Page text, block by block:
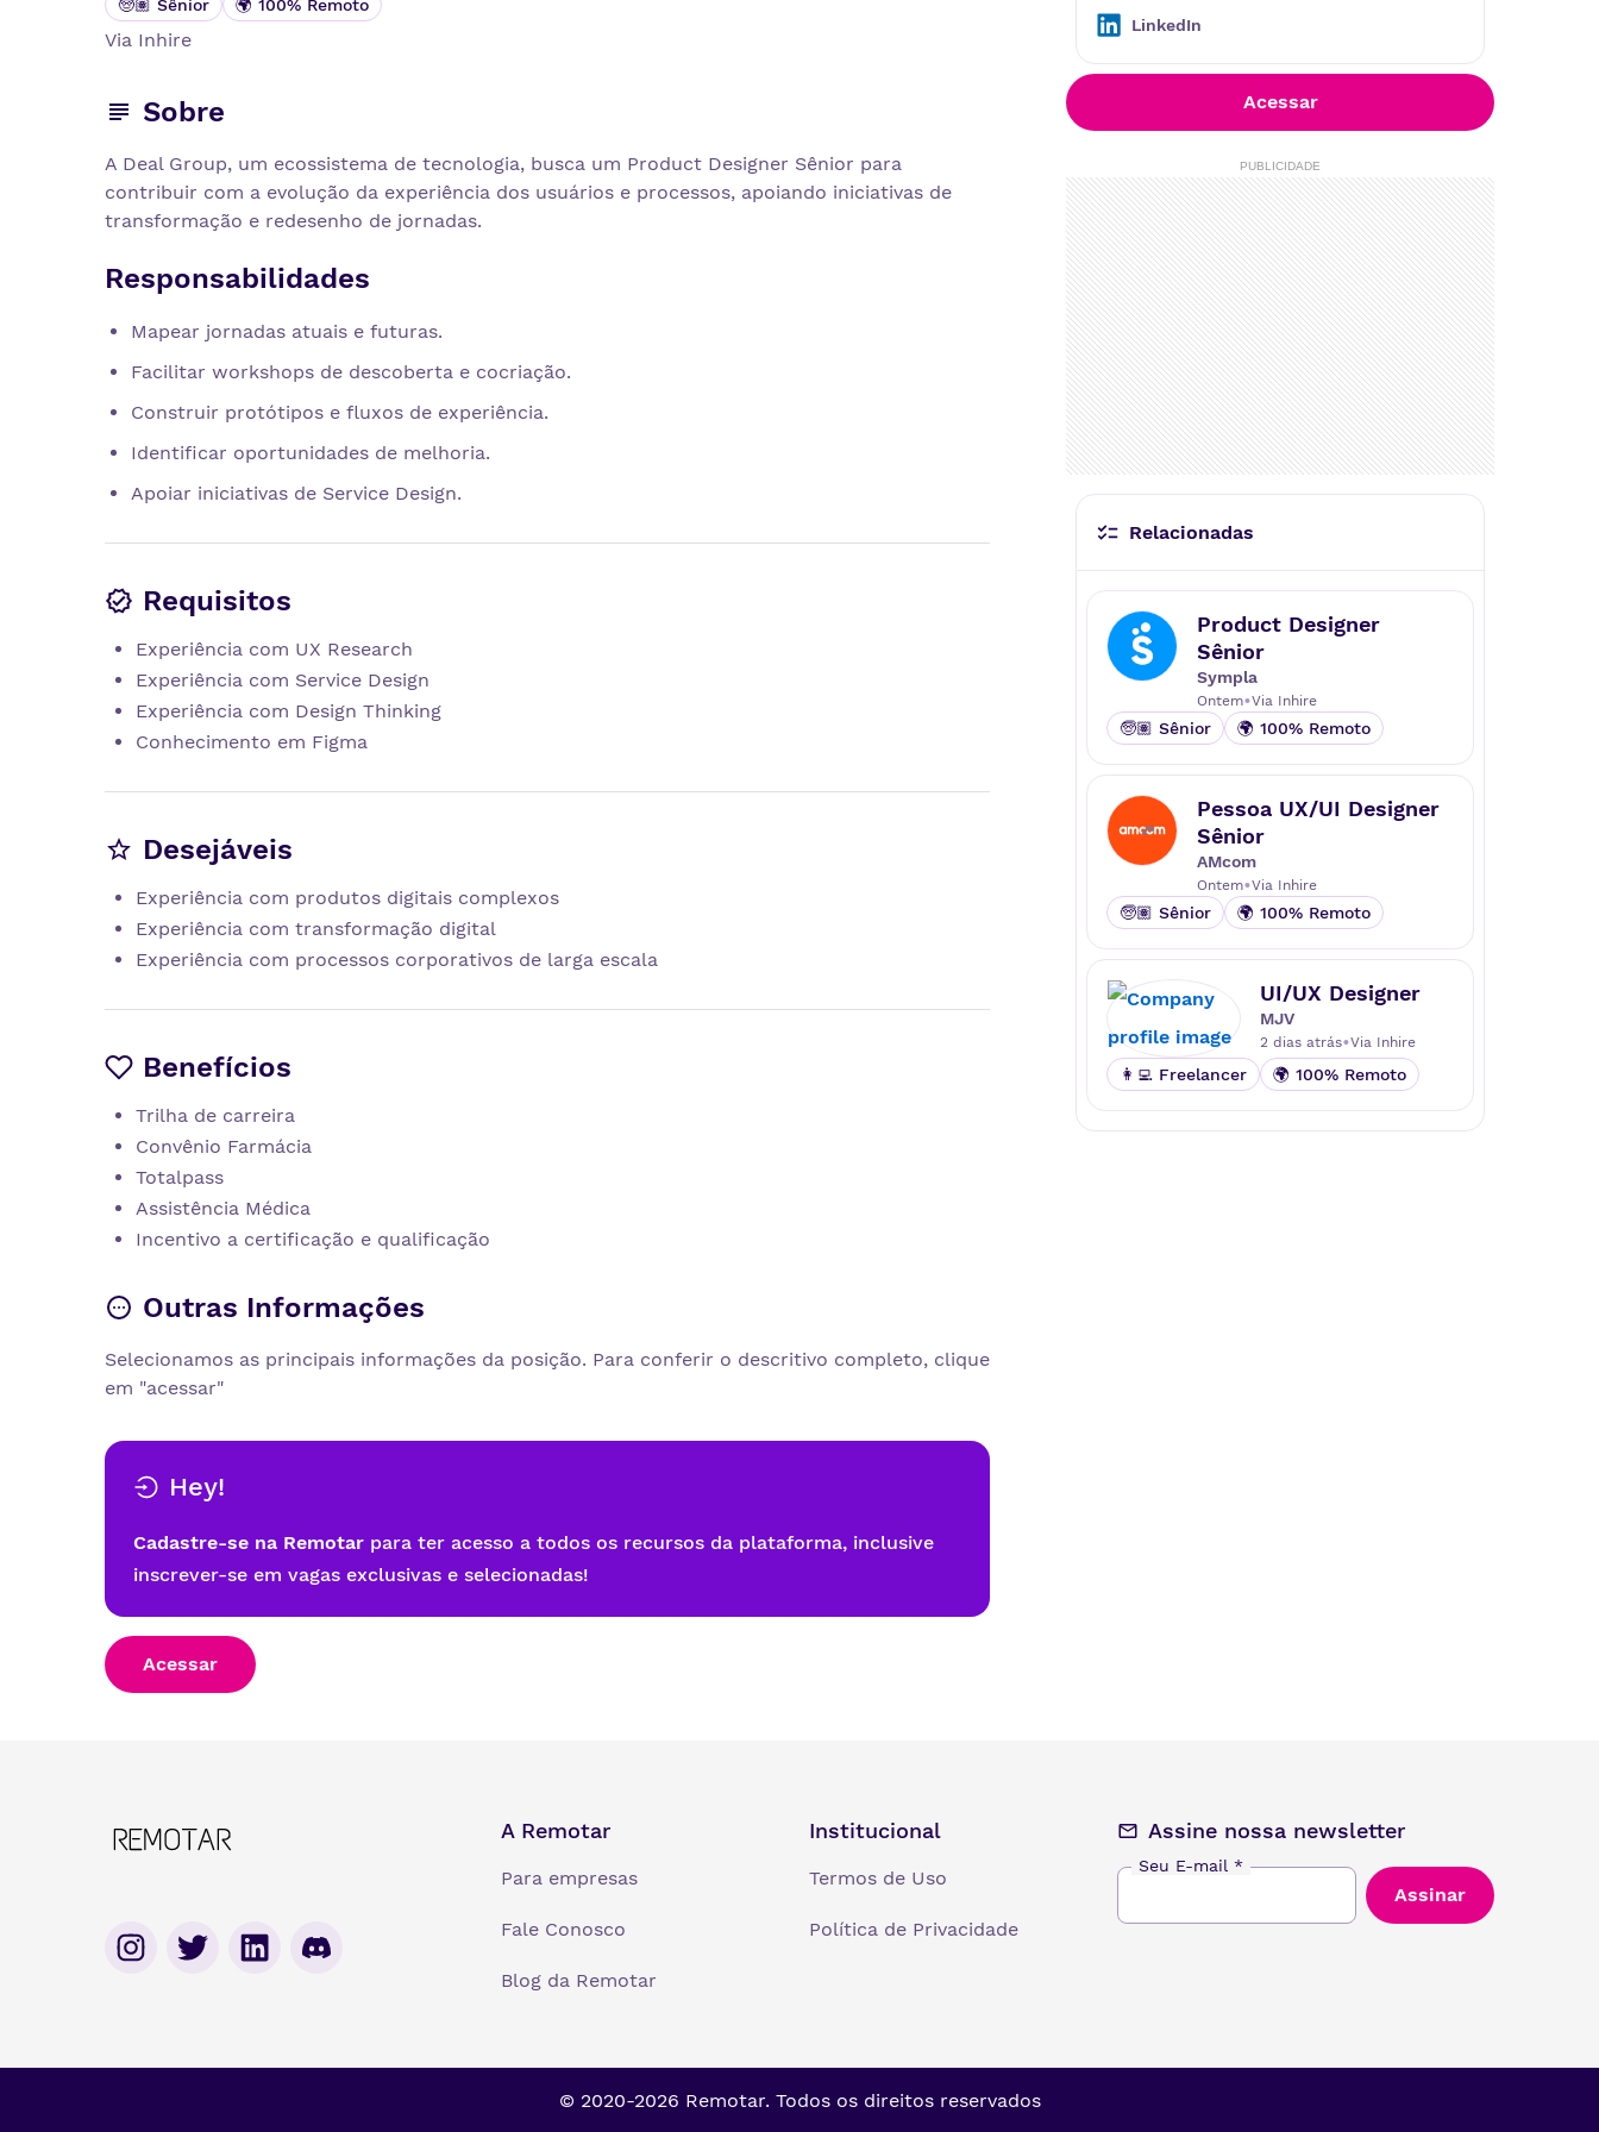
🧓🏽 Sênior 🌍 100% Remoto
Via Inhire
Sobre
A Deal Group, um ecossistema de tecnologia, busca um Product Designer Sênior para
contribuir com a evolução da experiência dos usuários e processos, apoiando iniciativas de
transformação e redesenho de jornadas.
Responsabilidades
Mapear jornadas atuais e futuras.
Facilitar workshops de descoberta e cocriação.
Construir protótipos e fluxos de experiência.
Identificar oportunidades de melhoria.
Apoiar iniciativas de Service Design.
Requisitos
Experiência com UX Research
Experiência com Service Design
Experiência com Design Thinking
Conhecimento em Figma
Desejáveis
Experiência com produtos digitais complexos
Experiência com transformação digital
Experiência com processos corporativos de larga escala
Benefícios
Trilha de carreira
Convênio Farmácia
Totalpass
Assistência Médica
Incentivo a certificação e qualificação
Outras Informações
Selecionamos as principais informações da posição. Para conferir o descritivo completo, clique
em "acessar"
Hey!
Cadastre-se na Remotar para ter acesso a todos os recursos da plataforma, inclusive
inscrever-se em vagas exclusivas e selecionadas!
Acessar
excepcionais de ponta a ponta.
Deal– Consultoria de serviços de te
tech
O2B- Empresa especializada em Clo
ud e Devops
Baasic- Hub de soluções financeira
s (embedded finance)
Sysvision- Empresa especializada e
m Dados e Analytics
Em 21 anos, já atendemos mais de 600
clientes da América Latina e EUA e con
esponsáveis por desenhar a tecnologia
que muda o mundo - espalhados pelo
Somos tech, mas temos tato.
Acreditamos na inventividade e na intel
igência humana para criar soluções úni
cas.
LinkedIn
Acessar
PUBLICIDADE
Relacionadas
Product Designer
Sênior
Sympla
Ontem•Via Inhire
🧓🏽 Sênior 🌍 100% Remoto
Pessoa UX/UI Designer
Sênior
AMcom
Ontem•Via Inhire
🧓🏽 Sênior 🌍 100% Remoto
UI/UX Designer
MJV
2 dias atrás•Via Inhire
👩‍💻 Freelancer 🌍 100% Remoto
A Remotar
Para empresas
Fale Conosco
Blog da Remotar
Institucional
Termos de Uso
Política de Privacidade
Assine nossa newsletter
Seu E-mail*
© 2020-2026 Remotar. Todos os direitos reservados